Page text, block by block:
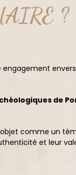
?
engagement
de
comme un
et leur